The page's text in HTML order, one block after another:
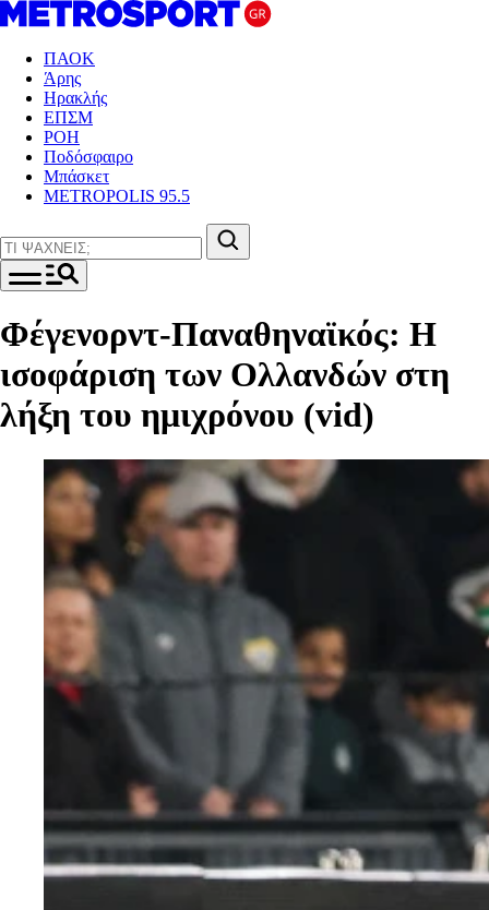
ΠΑΟΚ
Άρης
Ηρακλής
ΕΠΣΜ
ΡΟΗ
Ποδόσφαιρο
Μπάσκετ
METROPOLIS 95.5
Φέγενορντ-Παναθηναϊκός: Η
ισοφάριση των Ολλανδών στη
λήξη του ημιχρόνου (vid)